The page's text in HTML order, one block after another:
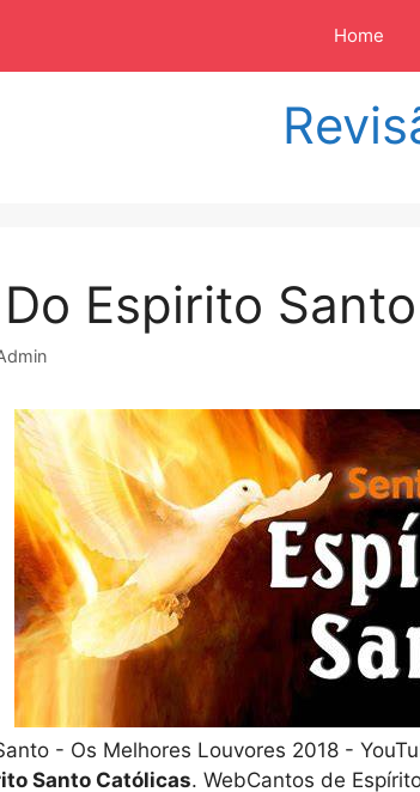
Home
Espirito
- Os Melhores Louvores 2018 -
Santo Católicas. WebCantos de